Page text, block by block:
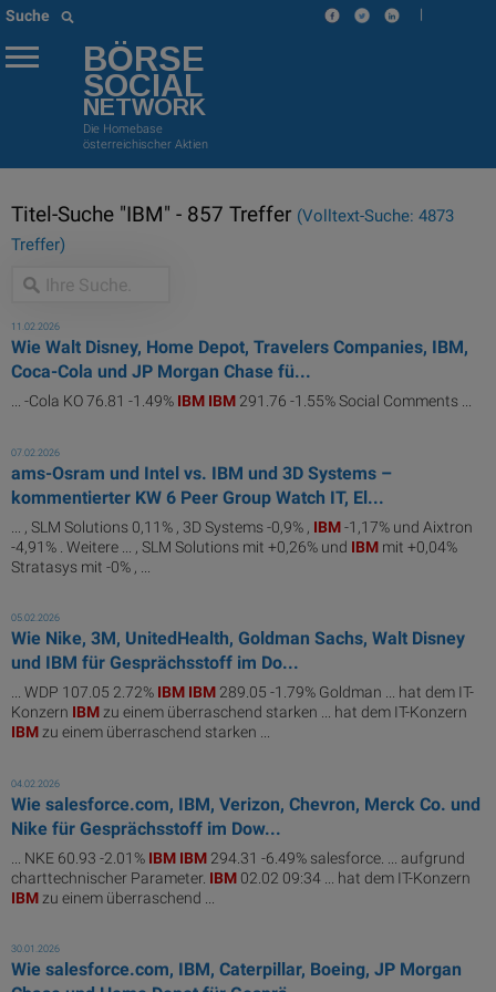
Suche |
BÖRSE
SOCIAL
NETWORK
Die Homebase
österreichischer Aktien
Titel-Suche "IBM" - 857 Treffer (Volltext-Suche: 4873
Treffer)
11.02.2026
Wie Walt Disney, Home Depot, Travelers Companies, IBM,
Coca-Cola und JP Morgan Chase fü...
... -Cola KO 76.81 -1.49% IBM IBM 291.76 -1.55% Social Comments ...
07.02.2026
ams-Osram und Intel vs. IBM und 3D Systems –
kommentierter KW 6 Peer Group Watch IT, El...
... , SLM Solutions 0,11% , 3D Systems -0,9% , IBM-1,17% und Aixtron
-4,91% . Weitere ... , SLM Solutions mit +0,26% und IBM mit +0,04%
Stratasys mit -0% , ...
05.02.2026
Wie Nike, 3M, UnitedHealth, Goldman Sachs, Walt Disney
und IBM für Gesprächsstoff im Do...
... WDP 107.05 2.72% IBM IBM 289.05 -1.79% Goldman ... hat dem IT-
Konzern IBMzu einem überraschend starken ... hat dem IT-Konzern
IBMzu einem überraschend starken ...
04.02.2026
Wie salesforce.com, IBM, Verizon, Chevron, Merck Co. und
Nike für Gesprächsstoff im Dow...
... NKE 60.93 -2.01% IBM IBM 294.31 -6.49% salesforce. ... aufgrund
charttechnischer Parameter. IBM 02.02 09:34 ... hat dem IT-Konzern
IBMzu einem überraschend ...
30.01.2026
Wie salesforce.com, IBM, Caterpillar, Boeing, JP Morgan